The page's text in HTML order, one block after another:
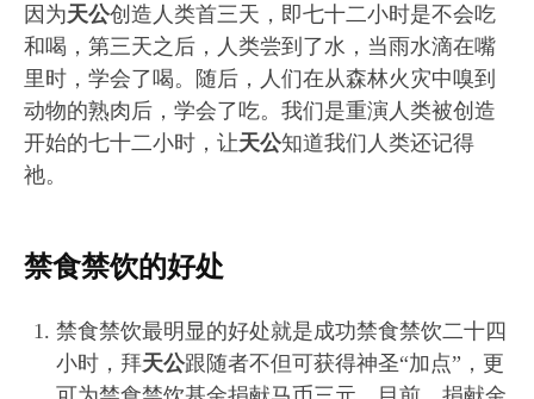
因为天公创造人类首三天，即七十二小时是不会吃
和喝，第三天之后，人类尝到了水，当雨水滴在嘴
里时，学会了喝。随后，人们在从森林火灾中嗅到
动物的熟肉后，学会了吃。我们是重演人类被创造
开始的七十二小时，让天公知道我们人类还记得
祂。
禁食禁饮的好处
禁食禁饮最明显的好处就是成功禁食禁饮二十四
小时，拜天公跟随者不但可获得神圣“加点”，更